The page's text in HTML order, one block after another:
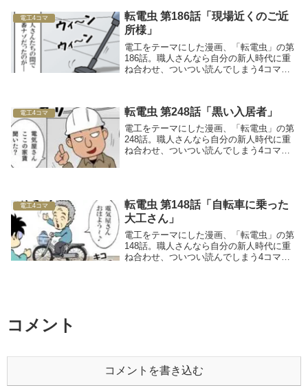
電工4コマ
転電虫 第186話「現場近くのご近
所様」
電工をテーマにした漫画、「転電虫」の第
186話。職人さんなら自分の新人時代に重
ね合わせ、ついつい読んでしまう4コママ
電工4コマ 転電虫 第248話「黒い入居者」
電工をテーマにした漫画、「転電虫」の第
248話。職人さんなら自分の新人時代に重
ね合わせ、ついつい読んでしまう4コママ
電工4コマ
転電虫 第148話「自転車に乗った
大工さん」
電工をテーマにした漫画、「転電虫」の第
148話。職人さんなら自分の新人時代に重
ね合わせ、ついつい読んでしまう4コママ
コメント
コメントを書き込む